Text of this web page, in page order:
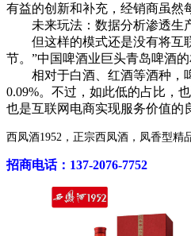
有益的创新和补充，经销商虽然
未来玩法：数据分析渗透生
但这样的模式还是没有将互联
节。”中国啤酒业巨头青岛啤酒
相对于白酒、红酒等酒种，啤
0.09%。不过，如此低的占比，
也是互联网电商实现服务价值的
西凤酒1952，正宗西凤酒，凤香型精
招商电话：137-2076-7752